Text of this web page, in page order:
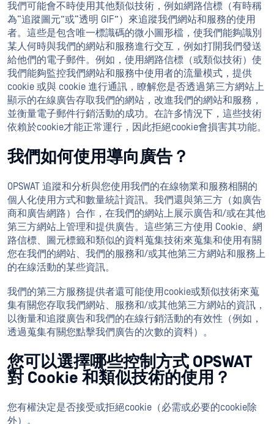
我們可能會不時使用其他類似技術，例如網路信標（有時稱
為“追蹤圖元”或“透明 GIF”）來追蹤我們網站和服務的使用
者。這些是包含唯一標識碼的微小圖形檔，使我們能夠識別
某人何時與我們的網站和服務進行交互，例如打開我們發送
給他們的電子郵件。例如，使用網路信標（或類似技術）使
我們能夠監控我們網站和服務中使用者的流量模式，提供
cookie 或與 cookie 進行通訊，瞭解您是否透過第三方網站上
顯示的在線廣告存取我們的網站，改進我們的網站和服務，
並衡量電子郵件行銷活動的成功。在許多情況下，這些技術
依賴於cookie才能正常運行，因此拒絕cookie會損害其功能。
我們如何使用導向廣告？
OPSWAT 追蹤和分析與您使用我們的在線物業和服務相關的
個人化使用方式和數量統計資訊。我們還與第三方（如廣告
商和廣告網路）合作，在我們的網站上展示廣告和/或在其他
第三方網站上管理和提供廣告。這些第三方使用 Cookie、網
路信標、圖元標籤和類似的資料蒐集技術來蒐集和使用有關
您在我們的網站、我們的服務和/或其他第三方網站和服務上
的在線活動的某些資訊。
我們的第三方服務提供者還可能使用cookie或類似技術來蒐
集有關您存取我們網站、服務和/或其他第三方網站的資訊，
以衡量和追蹤廣告和我們的在線行銷活動的有效性（例如，
透過蒐集有關您點擊我們廣告的次數的資料）。
您可以選擇哪些控制方式 OPSWAT
對 Cookie 和類似技術的使用？
您有權決定是否接受或拒絕cookie（必需或必要的cookie除
外）。